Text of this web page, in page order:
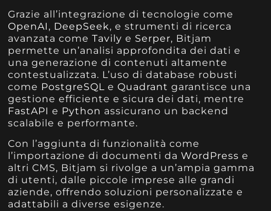
Grazie all’integrazione di tecnologie come
OpenAI , DeepSeek, e strumenti di ricerca
avanzata comeTavily e Serper, Bitjam
permette un’analisi approfondita dei dati e
una generazione di contenuti altamente
contestualizzata. L’uso di database robusti
come PostgreSQL eQuadrant garantisce una
gestione efficiente e sicura dei dati, mentre
FastAPI e Python assicurano un backend
scalabile e performante.
Con l’aggiunta di funzionalità come
l’importazione di documenti daWordPress e
altri CMS, Bitjam si rivolge a un’ampia gamma
di utenti, dalle piccole imprese alle grandi
aziende, offrendo soluzioni personalizzate e
adattabili a diverse esigenze.